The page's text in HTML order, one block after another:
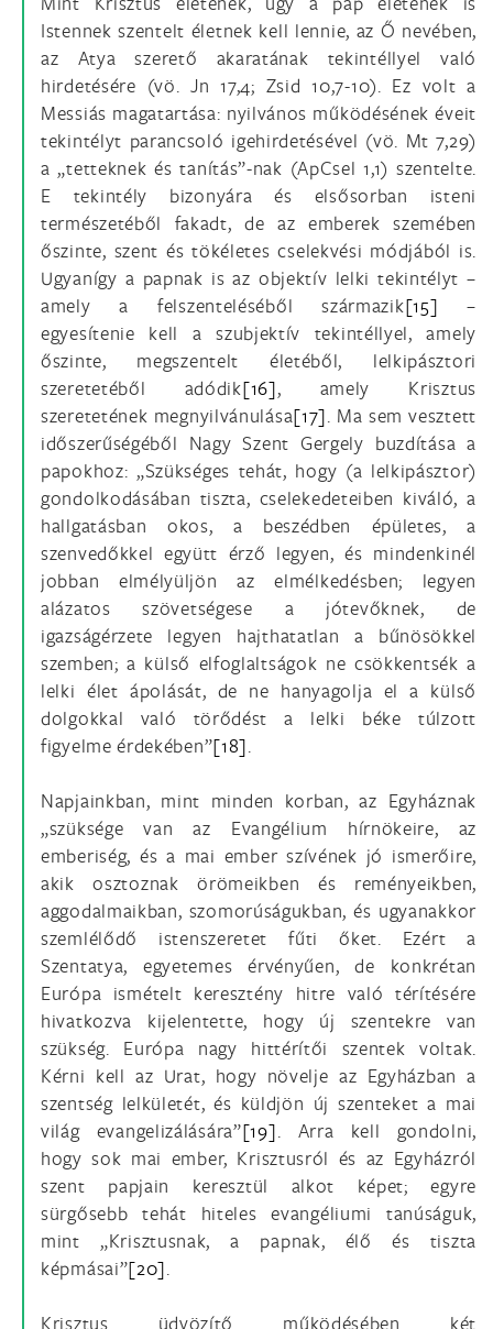
Istennek szentelt életnek kell lennie, az Ő nevében,
az Atya szerető akaratának tekintéllyel való
hirdetésére (vö. Jn 17,4; Zsid 10,7-10). Ez volt a
Messiás magatartása: nyilvános működésének éveit
tekintélyt parancsoló igehirdetésével (vö. Mt 7,29)
a „tetteknek és tanítás”-nak (ApCsel 1,1) szentelte.
E tekintély bizonyára és elsősorban isteni
természetéből fakadt, de az emberek szemében
őszinte, szent és tökéletes cselekvési módjából is.
Ugyanígy a papnak is az objektív lelki tekintélyt –
amely a felszenteléséből származik[15] –
egyesítenie kell a szubjektív tekintéllyel, amely
őszinte, megszentelt életéből, lelkipásztori
szeretetéből adódik[16], amely Krisztus
szeretetének megnyilvánulása[17]. Ma sem vesztett
időszerűségéből Nagy Szent Gergely buzdítása a
papokhoz: „Szükséges tehát, hogy (a lelkipásztor)
gondolkodásában tiszta, cselekedeteiben kiváló, a
hallgatásban okos, a beszédben épületes, a
szenvedőkkel együtt érző legyen, és mindenkinél
jobban elmélyüljön az elmélkedésben; legyen
alázatos szövetségese a jótevőknek, de
igazságérzete legyen hajthatatlan a bűnösökkel
szemben; a külső elfoglaltságok ne csökkentsék a
lelki élet ápolását, de ne hanyagolja el a külső
dolgokkal való törődést a lelki béke túlzott
figyelme érdekében”[18].
Napjainkban, mint minden korban, az Egyháznak
„szüksége van az Evangélium hírnökeire, az
emberiség, és a mai ember szívének jó ismerőire,
akik osztoznak örömeikben és reményeikben,
aggodalmaikban, szomorúságukban, és ugyanakkor
szemlélődő istenszeretet fűti őket. Ezért a
Szentatya, egyetemes érvényűen, de konkrétan
Európa ismételt keresztény hitre való térítésére
hivatkozva kijelentette, hogy új szentekre van
szükség. Európa nagy hittérítői szentek voltak.
Kérni kell az Urat, hogy növelje az Egyházban a
szentség lelkületét, és küldjön új szenteket a mai
világ evangelizálására”[19]. Arra kell gondolni,
hogy sok mai ember, Krisztusról és az Egyházról
szent papjain keresztül alkot képet; egyre
sürgősebb tehát hiteles evangéliumi tanúságuk,
mint „Krisztusnak, a papnak, élő és tiszta
képmásai”[20].
Krisztus üdvözítő működésében két